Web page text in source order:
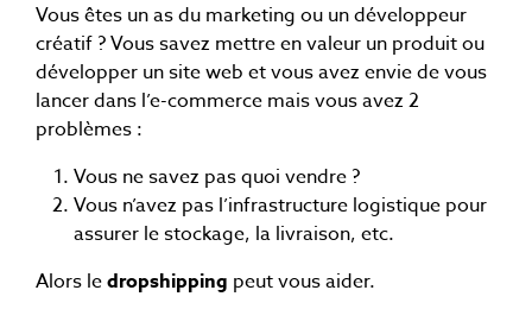
Vous êtes un as du marketing ou un développeur
créatif ? Vous savez mettre en valeur un produit ou
développer un site web et vous avez envie de vous
lancer dans l’e-commerce mais vous avez 2
problèmes :
Vous ne savez pas quoi vendre ?
Vous n’avez pas l’infrastructure logistique pour
assurer le stockage, la livraison, etc.
Alors ledropshipping peut vous aider.